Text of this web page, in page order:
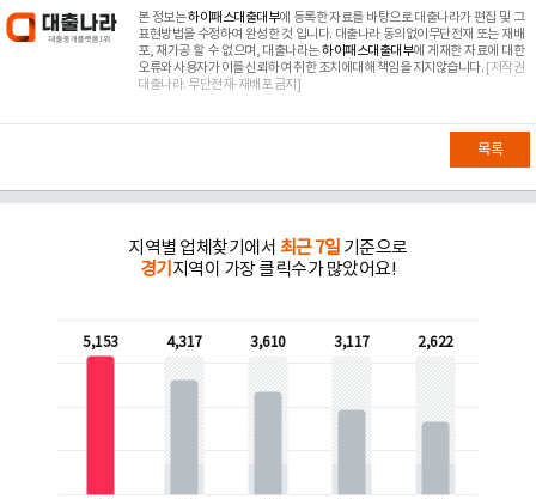
본 정보는하이패스대출대부에 등록한 자료를 바탕으로 대출나라가 편집 및 그
표현방법을 수정하여 완성한 것 입니다. 대출나라 동의없이무단전재 또는 재배
포, 재가공 할 수 없으며, 대출나라는하이패스대출대부에 게재한 자료에 대한
오류와 사용자가 이를 신뢰하여 취한 조치에대해 책임을 지지않습니다. [저작권
대출나라. 무단전재-재배포 금지]
목록
지역별 업체찾기에서 최근 7일 기준으로
경기 지역이 가장 클릭수가 많았어요!
5,153 4,317 3,610 3,117 2,622